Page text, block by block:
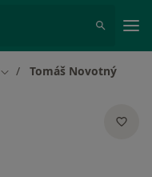
Změna města
Tomáš Novotný